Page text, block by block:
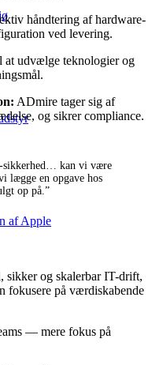
af Apple
håndtering af hardware-
ved levering.
udvælge teknologier og
ADmire tager sig af
og sikrer compliance.
sikkerhed… kan vi være
lægge en opgave hos
op på.”
sikker og skalerbar IT-drift,
fokusere på værdiskabende
— mere fokus på